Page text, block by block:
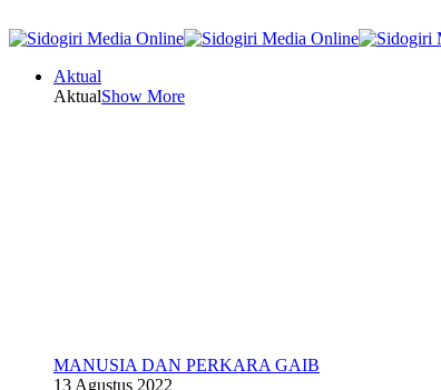
Aktual
AktualShow More
MANUSIA DAN PERKARA GAIB
13 Agustus 2022